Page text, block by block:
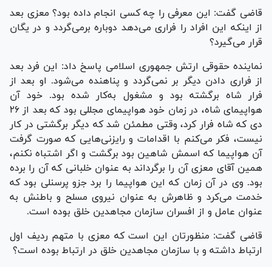
قاضی گفت: این معرفی را چه کسی انجام داده بود؟ معزی بعد
از اینکه این افراد را فراری می‌دهد دوباره برمی‌گردد و در یگان
قرار می‌گیرد؟
نماینده حقوقی ارتش جمهوری اسلامی پاسخ داد: این فرد بعد
از فراری دادن دیگر بر نمی‌گردد و پناهنده می‌شود. او بعد از
فرار شاه برگشته بود و مشغول به‌کار شده بود. خود آن
هواپیمای شاه، در زمان خود هواپیمای مجللی بود که بعد از ۲۶
دی که شاه فرار کرد، وقتی مطمئن شد که دیگر برگشتی در کار
نیست، فکر می‌کنم با اقدامات و رایزنی‌هایی که صورت گرفت
آن هواپیما که اسمش شاهین بود برگشت و اگر اشتباه نکنم،
همین آقای معزی آن را برگرداند به عنوان خلبانی که آن را برده
بود. وی در آن زمان که این هواپیما را برد جزو پرسنلی بود که
خدمت می‌کرد و ظاهرش به عنوان نیروی مسلح و باطنش به
عنوان عامل و از افسران سازمان مجاهدین خلق بوده است.
قاضی گفت: منظورتان این است که معزی با متهم ردیف اول
ارتباط داشته و با سازمان مجاهدین خلق در ارتباط بوده است؟